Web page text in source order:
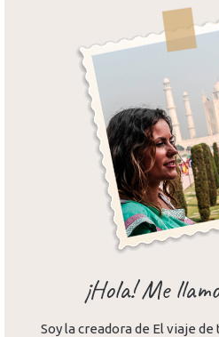
¡Hola! Me
Soy la creadora de El viaje